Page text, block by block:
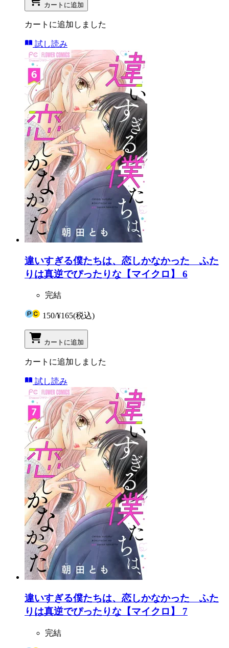
カートに追加
カートに追加しました
試し読み
違いすぎる僕たちは、恋しかなかった ふた
りは真逆でぴったりな【マイクロ】 6
完結
150/¥165(税込)
カートに追加
カートに追加しました
試し読み
違いすぎる僕たちは、恋しかなかった ふた
りは真逆でぴったりな【マイクロ】 7
完結